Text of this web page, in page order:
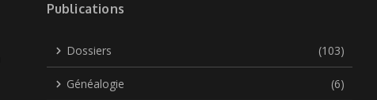
Publications
Dossiers (103)
Généalogie (6)